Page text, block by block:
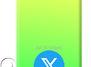
auf X folgen: